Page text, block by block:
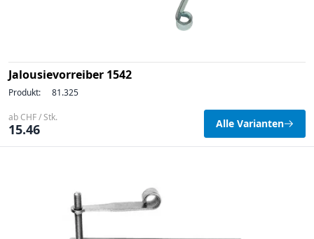
Jalousievorreiber 1542
Produkt: 81.325
ab CHF / Stk.
15.46 Alle Varianten